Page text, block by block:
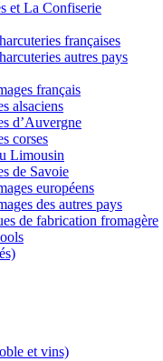
et La Confiserie
françaises
autres pays
français
alsaciens
d’Auvergne
corses
Limousin
de Savoie
européens
des autres pays
de fabrication fromagère
et vins)